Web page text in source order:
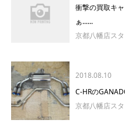
衝撃の買取キ
ぁ......
京都八幡店ス
2018.08.10
C-HRの
京都八幡店ス